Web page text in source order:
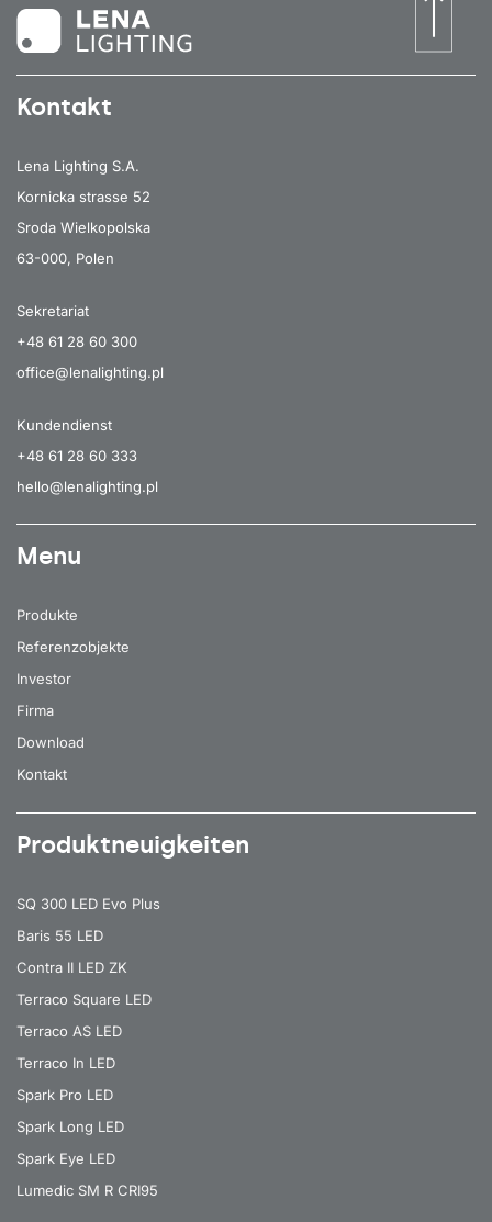
Kontakt
Lena Lighting S.A.
Kornicka strasse 52
Sroda Wielkopolska
63-000, Polen
Sekretariat
+48 61 28 60 300
office@lenalighting.pl
Kundendienst
+48 61 28 60 333
hello@lenalighting.pl
Menu
Produkte
Referenzobjekte
Investor
Firma
Download
Kontakt
Produktneuigkeiten
SQ 300 LED Evo Plus
Baris 55 LED
Contra II LED ZK
Terraco Square LED
Terraco AS LED
Terraco In LED
Spark Pro LED
Spark Long LED
Spark Eye LED
Lumedic SM R CRI95